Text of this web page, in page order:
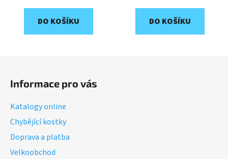
DO KOŠÍKU DO KOŠÍKU
Informace pro vás
Katalogy online
Chybějící kostky
Doprava a platba
Velkoobchod